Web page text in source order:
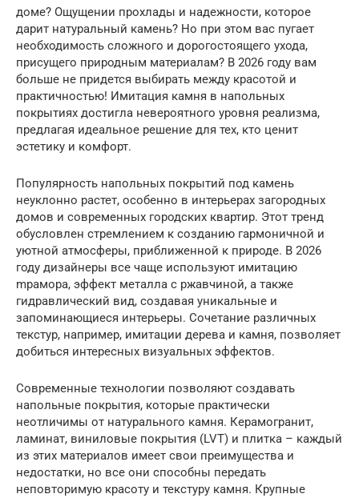
доме? Ощущении прохлады и надежности, которое
дарит натуральный камень? Но при этом вас пугает
необходимость сложного и дорогостоящего ухода,
присущего природным материалам? В 2026 году вам
больше не придется выбирать между красотой и
практичностью! Имитация камня в напольных
покрытиях достигла невероятного уровня реализма,
предлагая идеальное решение для тех, кто ценит
эстетику и комфорт.
Популярность напольных покрытий под камень
неуклонно растет, особенно в интерьерах загородных
домов и современных городских квартир. Этот тренд
обусловлен стремлением к созданию гармоничной и
уютной атмосферы, приближенной к природе. В 2026
году дизайнеры все чаще используют имитацию
mрамора, эффект металла с ржавчиной, а также
гидравлический вид, создавая уникальные и
запоминающиеся интерьеры. Сочетание различных
текстур, например, имитации дерева и камня, позволяет
добиться интересных визуальных эффектов.
Современные технологии позволяют создавать
напольные покрытия, которые практически
неотличимы от натурального камня. Керамогранит,
ламинат, виниловые покрытия (LVT) и плитка – каждый
из этих материалов имеет свои преимущества и
недостатки, но все они способны передать
неповторимую красоту и текстуру камня. Крупные